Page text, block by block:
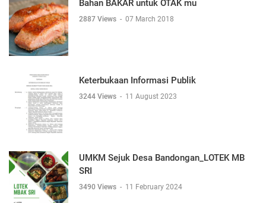
Bahan BAKAR untuk OTAK mu
2887 Views - 07 March 2018
Keterbukaan Informasi Publik
3244 Views - 11 August 2023
UMKM Sejuk Desa Bandongan_LOTEK MB
SRI
3490 Views - 11 February 2024